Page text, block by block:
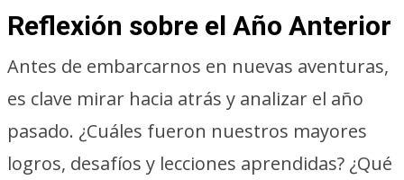
Reflexión sobre el Año Anterior
Antes de embarcarnos en nuevas aventuras,
es clave mirar hacia atrás y analizar el año
pasado. ¿Cuáles fueron nuestros mayores
logros, desafíos y lecciones aprendidas? ¿Qué